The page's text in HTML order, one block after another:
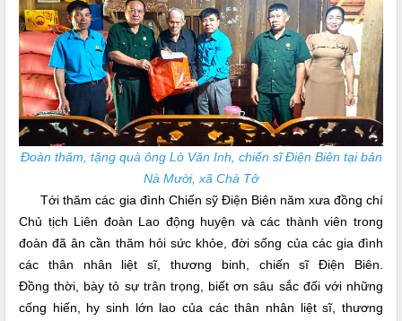
Đoàn thăm, tặng quà ông Lò Văn Inh, chiến sĩ Điện Biên tại bản
Nà Mười, xã Chà Tở
Tới thăm các gia đình Chiến sỹ Điện Biên năm xưa đồng chí
Chủ tịch Liên đoàn Lao động huyện và các thành viên trong
đoàn đã ân cần thăm hỏi sức khỏe, đời sống của các gia đình
các thân nhân liệt sĩ, thương binh, chiến sĩ Điện Biên.
Đồng thời, bày tỏ sự trân trọng, biết ơn sâu sắc đối với những
cống hiến, hy sinh lớn lao của các thân nhân liệt sĩ, thương